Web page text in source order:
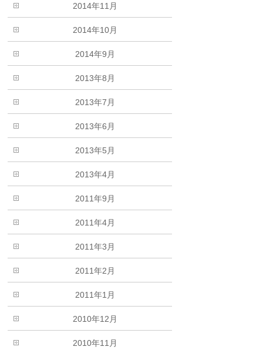
2014年11月
2014年10月
2014年9月
2013年8月
2013年7月
2013年6月
2013年5月
2013年4月
2011年9月
2011年4月
2011年3月
2011年2月
2011年1月
2010年12月
2010年11月